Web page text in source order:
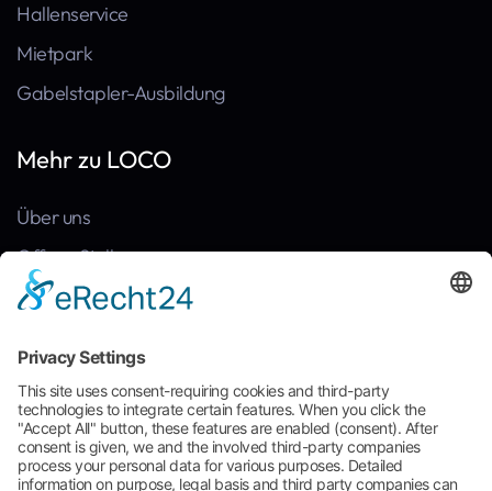
Hallenservice
Mietpark
Gabelstapler-Ausbildung
Mehr zu LOCO
Über uns
Offene Stellen
Kontakt
Referenzen
Häufige Fragen
Broschüre zum Download